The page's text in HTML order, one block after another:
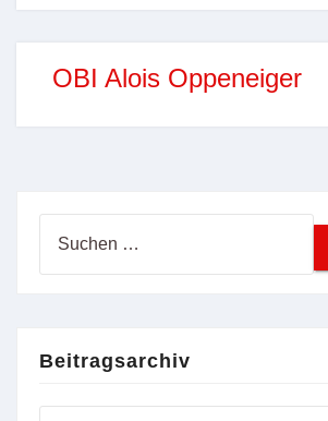
OBI Alois Oppeneiger
Beitragsarchiv